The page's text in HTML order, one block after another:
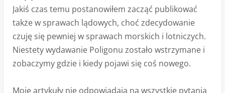
Jakiś czas temu postanowiłem zacząć publikować
także w sprawach lądowych, choć zdecydowanie
czuję się pewniej w sprawach morskich i lotniczych.
Niestety wydawanie Poligonu zostało wstrzymane i
zobaczymy gdzie i kiedy pojawi się coś nowego.
Moje artykuły nie odpowiadają na wszystkie pytania